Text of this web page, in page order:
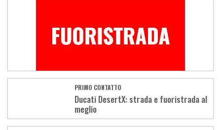
PRIMO CONTATTO
Ducati DesertX: strada e fuoristrada al
meglio